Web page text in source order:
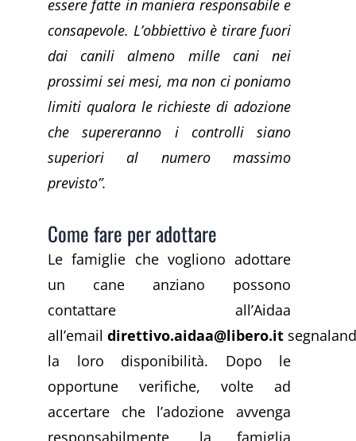
essere fatte in maniera responsabile e
consapevole. L’obbiettivo è tirare fuori
dai canili almeno mille cani nei
prossimi sei mesi, ma non ci poniamo
limiti qualora le richieste di adozione
che supereranno i controlli siano
superiori al numero massimo
previsto”.
Come fare per adottare
Le famiglie che vogliono adottare
un cane anziano possono
contattare all’Aidaa
all’email direttivo.aidaa@libero.it
la loro disponibilità. Dopo le
opportune verifiche, volte ad
accertare che l’adozione avvenga
responsabilmente, la famiglia